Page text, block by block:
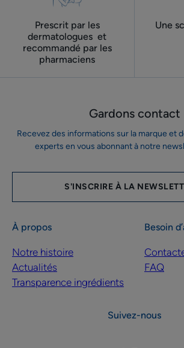
Prescrit par les
dermatologues ​ et
recommandé par les
pharmaciens
Une
Gardons contact
Recevez des informations sur la marque et
experts en vous abonnant à notre
S'INSCRIRE À LA
À propos
Notre histoire
Actualités
Transparence ingrédients
Besoin
FAQ
Suivez-nous